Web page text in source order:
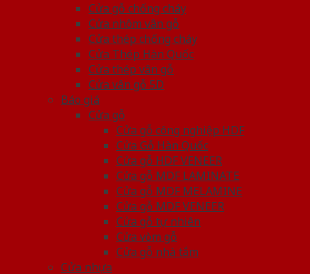
Cửa gỗ chống cháy
Cửa nhôm vân gỗ
Cửa thép chống cháy
Cửa Thép Hàn Quốc
Cửa thép vân gỗ
Cửa vân gỗ 5D
Báo giá
Cửa gỗ
Cửa gỗ công nghiệp HDF
Cửa Gỗ Hàn Quốc
Cửa gỗ HDF VENEER
Cửa gỗ MDF LAMINATE
Cửa gỗ MDF MELAMINE
Cửa gỗ MDF VENEER
Cửa gỗ tự nhiên
Cửa vòm gỗ
Cửa gỗ nhà tắm
Cửa nhựa